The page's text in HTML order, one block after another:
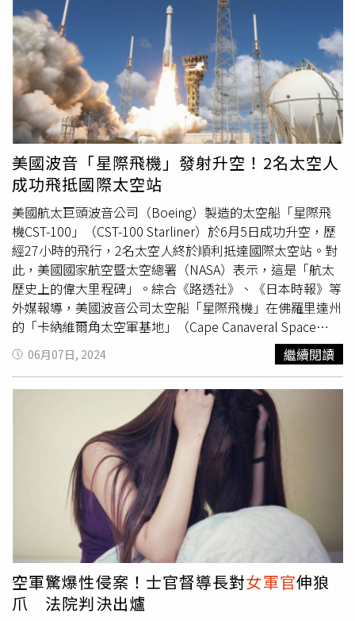
訴」，單位也已加強輔導與關懷，並由法制官提供法律諮
詢，後續將加強官兵軍（法）紀及性別教育，並列為案例宣
教，防杜類案肇生。
美國波音「星際飛機」發射升空！2名太空人
成功飛抵國際太空站
美國航太巨頭波音公司（Boeing）製造的太空船「星際飛
機CST-100」（CST-100 Starliner）於6月5日成功升空，歷
經27小時的飛行，2名太空人終於順利抵達國際太空站。對
此，美國國家航空暨太空總署（NASA）表示，這是「航太
歷史上的偉大里程碑」。綜合《路透社》、《日本時報》等
外媒報導，美國波音公司太空船「星際飛機」在佛羅里達州
的「卡納維爾角太空軍基地」（Cape Canaveral Space
Force Station）進行試射，並於當地時間6月5日上午10時
52分順利升空，而這也是波音公司首次的「載人飛行測
試」。波音公司完成首次的「載人飛行測試」，資深太空人
魏勒摩爾、蘇妮塔成功飛抵國際太空站。（圖／達志／路透
社）報導指出，太空船「星際客機」上載運著2名NASA退役
軍人，分別為61歲的美國海軍上尉魏勒摩爾（Butch
Wilmore）及58歲的海軍
女軍官
蘇妮塔威廉斯（Sunita
Williams），事實上他們都是資深太空人，具有相當豐富的
飛行經驗，歷經27小時的航行後，他們終於與國際太空站完
成對接，預計在外太空停留一周後再返回地球。星際太空船
成功發射後，美國太空總署署長尼爾森（Bill Nelson）在新
聞記者會上表示，這是美國航太史上第6次成功搭載太空人
升空，「這是一個特殊的時刻，也是歷史上的另一個偉大標
誌」，盛讚此次飛行是未來太空探索的重要里程碑。
06月07日, 2024 繼續閱讀
空軍驚爆性侵案！士官督導長對女軍官伸狼
爪 法院判決出爐